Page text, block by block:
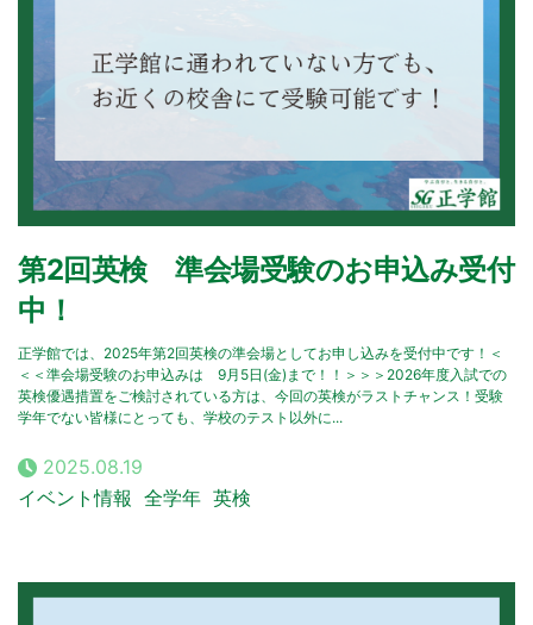
第2回英検 準会場受験のお申込み受付
中！
正学館では、2025年第2回英検の準会場としてお申し込みを受付中です！＜
＜＜準会場受験のお申込みは 9月5日(金)まで！！＞＞＞2026年度入試での
英検優遇措置をご検討されている方は、今回の英検がラストチャンス！受験
学年でない皆様にとっても、学校のテスト以外に...
2025.08.19
イベント情報 全学年 英検